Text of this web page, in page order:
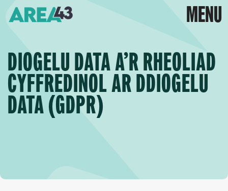
DIOGELU DATA A’R RHEOLIAD
CYFFREDINOL AR DDIOGELU
DATA (GDPR)